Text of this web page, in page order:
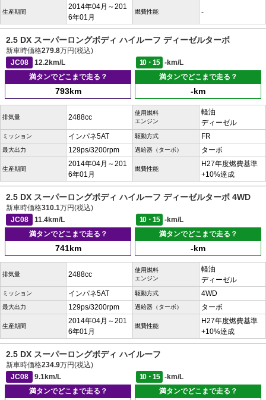
生産期間
2014年04月～201
6年01月
燃費性能 -
2.5 DX スーパーロングボディ ハイルーフ ディーゼルターボ
新車時価格279.8万円(税込)
JC08
12.2km/L 10・15
-km/L
満タンでどこまで走る？
793km
満タンでどこまで走る？
-km
排気量 2488cc
使用燃料
エンジン
軽油
ディーゼル
ミッション インパネ5AT 駆動方式 FR
最大出力 129ps/3200rpm 過給器（ターボ） ターボ
生産期間
2014年04月～201
6年01月
燃費性能
H27年度燃費基準
+10%達成
2.5 DX スーパーロングボディ ハイルーフ ディーゼルターボ 4WD
新車時価格310.1万円(税込)
JC08
11.4km/L 10・15
-km/L
満タンでどこまで走る？
741km
満タンでどこまで走る？
-km
排気量 2488cc
使用燃料
エンジン
軽油
ディーゼル
ミッション インパネ5AT 駆動方式 4WD
最大出力 129ps/3200rpm 過給器（ターボ） ターボ
生産期間
2014年04月～201
6年01月
燃費性能
H27年度燃費基準
+10%達成
2.5 DX スーパーロングボディ ハイルーフ
新車時価格234.9万円(税込)
JC08
9.1km/L 10・15
-km/L
満タンでどこまで走る？
満タンでどこまで走る？